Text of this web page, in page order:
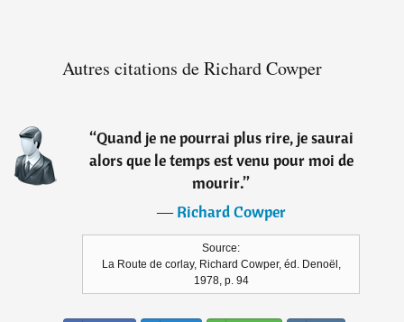
Autres citations de Richard Cowper
“Quand je ne pourrai plus rire, je saurai
alors que le temps est venu pour moi de
mourir.”
―Richard Cowper
Source:
La Route de corlay, Richard Cowper, éd. Denoël,
1978, p. 94